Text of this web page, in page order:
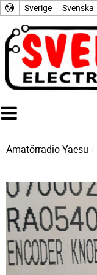
Sverige Svenska
AmatörradioYaesu